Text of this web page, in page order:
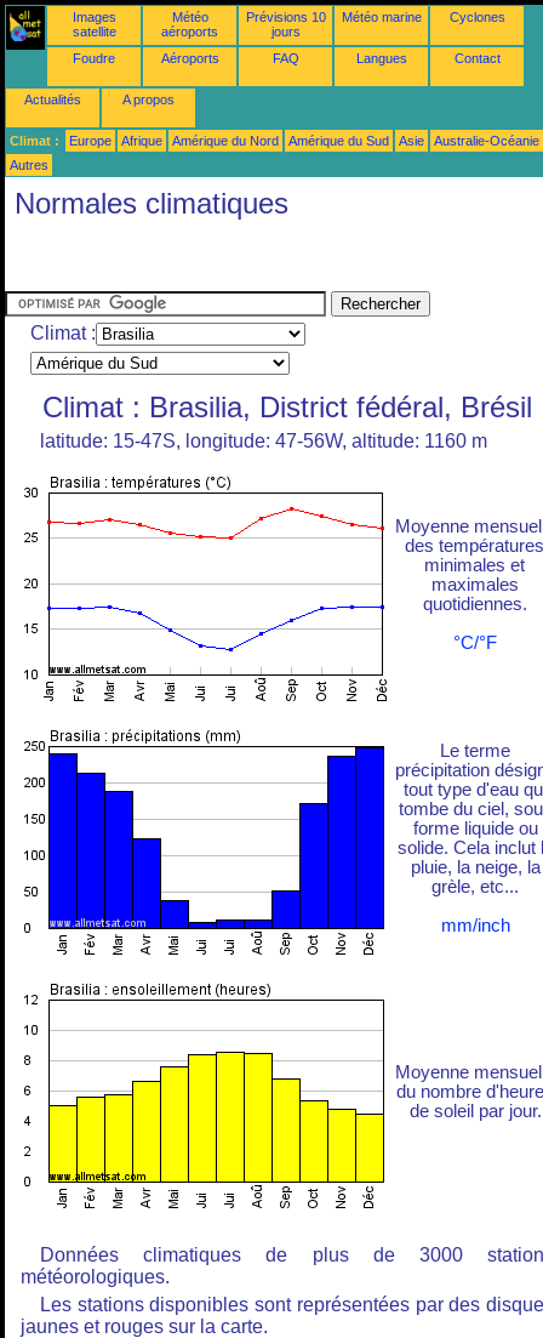
Images
satellite
Météo
aéroports
Prévisions 10
jours
Météo marine Cyclones
Foudre Aéroports FAQ Langues Contact
Actualités A propos
Climat : Europe Afrique Amérique du Nord Amérique du Sud Asie
Australie-Océanie
Autres
Normales climatiques
Climat :
Climat : Brasilia, District fédéral, Brésil
latitude: 15-47S, longitude: 47-56W, altitude: 1160 m
Moyenne
des températures
minimales et
maximales
quotidiennes.
°C/°F
Le terme
précipitation
tout type d'eau
tombe du ciel,
forme liquide ou
solide. Cela inclut
pluie, la neige, la
grèle, etc...
mm/inch
Moyenne
du nombre
de soleil par jour.
Données climatiques de plus de 3000
météorologiques.
Les stations disponibles sont représentées par des
jaunes et rouges sur la carte.